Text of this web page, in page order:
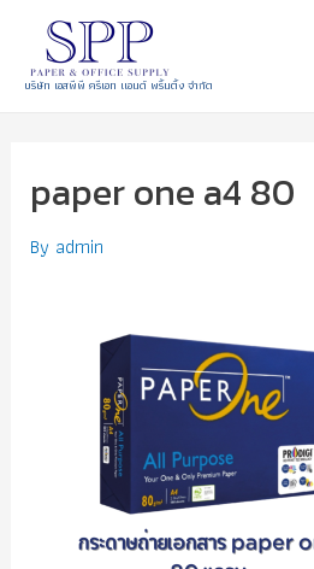
บริษัท เอสพีพี ครีเอท แอนด์ พริ้นติ้ง จำกัด
paper one a4 80
By admin